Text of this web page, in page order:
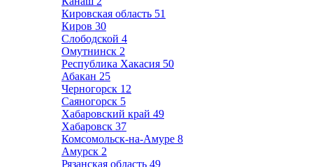
Кировская область 51
Киров 30
Слободской 4
Омутнинск 2
Республика Хакасия 50
Абакан 25
Черногорск 12
Саяногорск 5
Хабаровский край 49
Хабаровск 37
Комсомольск-на-Амуре 8
Амурск 2
Рязанская область 49